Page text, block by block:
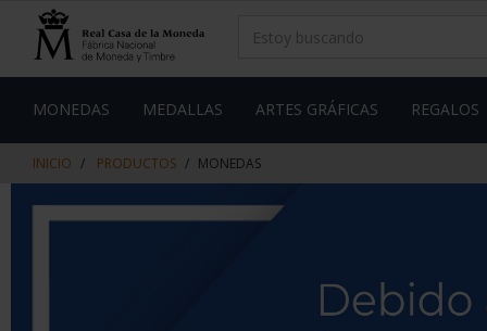
contenido
de
MONEDAS MEDALLAS ARTES GRÁFICAS REGALOS
INICIO PRODUCTOS MONEDAS